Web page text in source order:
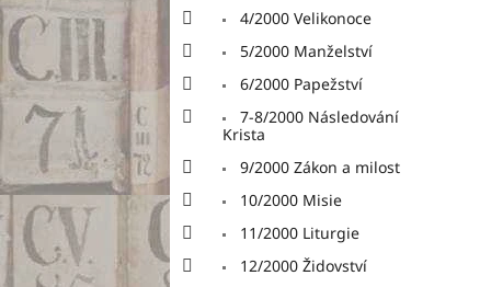
4/2000 Velikonoce
5/2000 Manželství
6/2000 Papežství
7-8/2000 Následování
Krista
9/2000 Zákon a milost
10/2000 Misie
11/2000 Liturgie
12/2000 Židovství